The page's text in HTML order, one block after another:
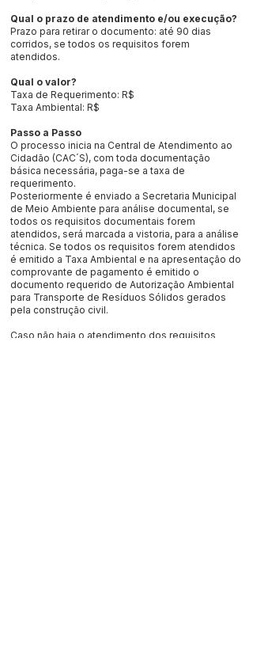
Qual o prazo de atendimento e/ou execução?
Prazo para retirar o documento: até 90 dias
corridos, se todos os requisitos forem
atendidos.
Qual o valor?
Taxa de Requerimento: R$
Taxa Ambiental: R$
Passo a Passo
O processo inicia na Central de Atendimento ao
Cidadão (CAC´S), com toda documentação
básica necessária, paga-se a taxa de
requerimento.
Posteriormente é enviado a Secretaria Municipal
de Meio Ambiente para análise documental, se
todos os requisitos documentais forem
atendidos, será marcada a vistoria, para a análise
técnica. Se todos os requisitos forem atendidos
é emitido a Taxa Ambiental e na apresentação do
comprovante de pagamento é emitido o
documento requerido de Autorização Ambiental
para Transporte de Resíduos Sólidos gerados
pela construção civil.
Caso não haja o atendimento dos requisitos